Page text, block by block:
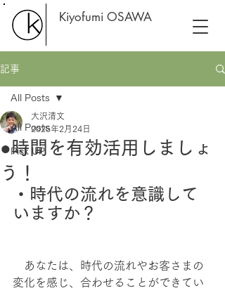
Kiyofumi OSAWA
記事
All Posts
Pick UP
All Posts
●時間を有効活用しましょ
う！
大沢清文
2025年2月24日
・時代の流れを意識して
いますか？
あなたは、時代の流れやお客さまの
変化を感じ、合わせることができてい